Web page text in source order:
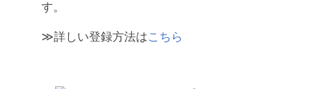
す。
≫詳しい登録方法はこちら